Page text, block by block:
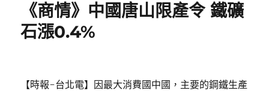
《商情》中國唐山限產令 鐵礦
石漲0.4%
【時報-台北電】因最大消費國中國，主要的鋼鐵生產